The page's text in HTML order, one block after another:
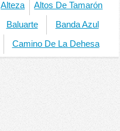
Alteza Altos De Tamarón
Baluarte Banda Azul
Camino De La Dehesa